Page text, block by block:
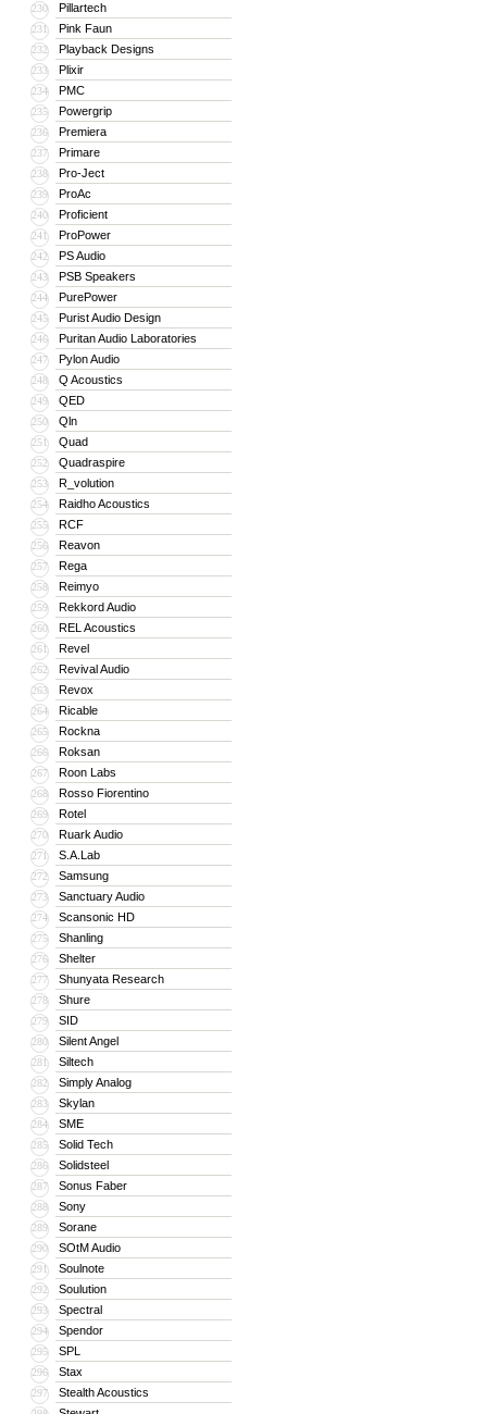
230 Pillartech
231 Pink Faun
232 Playback Designs
233 Plixir
234 PMC
235 Powergrip
236 Premiera
237 Primare
238 Pro-Ject
239 ProAc
240 Proficient
241 ProPower
242 PS Audio
243 PSB Speakers
244 PurePower
245 Purist Audio Design
246 Puritan Audio Laboratories
247 Pylon Audio
248 Q Acoustics
249 QED
250 Qln
251 Quad
252 Quadraspire
253 R_volution
254 Raidho Acoustics
255 RCF
256 Reavon
257 Rega
258 Reimyo
259 Rekkord Audio
260 REL Acoustics
261 Revel
262 Revival Audio
263 Revox
264 Ricable
265 Rockna
266 Roksan
267 Roon Labs
268 Rosso Fiorentino
269 Rotel
270 Ruark Audio
271 S.A.Lab
272 Samsung
273 Sanctuary Audio
274 Scansonic HD
275 Shanling
276 Shelter
277 Shunyata Research
278 Shure
279 SID
280 Silent Angel
281 Siltech
282 Simply Analog
283 Skylan
284 SME
285 Solid Tech
286 Solidsteel
287 Sonus Faber
288 Sony
289 Sorane
290 SOtM Audio
291 Soulnote
292 Soulution
293 Spectral
294 Spendor
295 SPL
296 Stax
297 Stealth Acoustics